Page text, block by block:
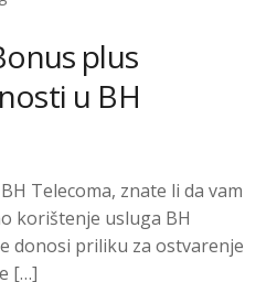
plus
u BH
Telecoma, znate li da vam
korištenje usluga BH
donosi priliku za ostvarenje
[…]